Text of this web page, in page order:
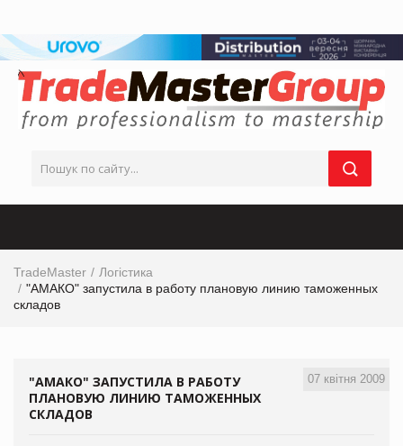
TradeMaster
Логістика
"АМАКО" запустила в работу плановую линию таможенных
складов
07 квітня 2009
"АМАКО" ЗАПУСТИЛА В РАБОТУ
ПЛАНОВУЮ ЛИНИЮ ТАМОЖЕННЫХ
СКЛАДОВ